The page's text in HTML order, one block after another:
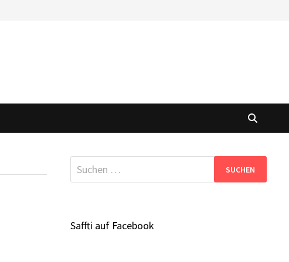
Suchen
nach:
Saffti auf Facebook